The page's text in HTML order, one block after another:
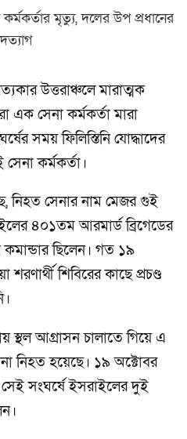
উত্তরাঞ্চলে মারাত্মক
সেনা কর্মকর্তা মারা
সময় ফিলিস্তিনি যোদ্ধাদের
কর্মকর্তা।
নিহত সেনার নাম মেজর গুই
৪০১তম আরমার্ড ব্রিগেডের
কমান্ডার ছিলেন। গত ১৯
শিবিরের কাছে প্রচণ্ড
স্থল আগ্রাসন চালাতে গিয়ে এ
নিহত হয়েছে। ১৯ অক্টোবর
সংঘর্ষে ইসরাইলের দুই